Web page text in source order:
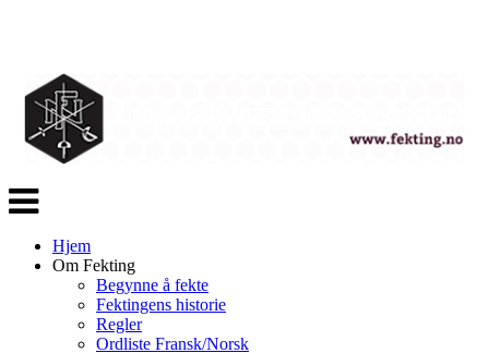
Veksle
navigasjon
Hjem
Om Fekting
Begynne å fekte
Fektingens historie
Regler
Ordliste Fransk/Norsk